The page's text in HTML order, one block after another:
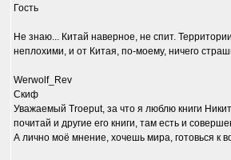
Гость
Не знаю... Китай наверное, не спит.
неплохими, и от Китая, по-моему, ничего
Werwolf_Rev
Скиф
Уважаемый Troeput, за что я люблю книги
почитай и другие его книги, там есть и
А лично моё мнение, хочешь мира, готовься к